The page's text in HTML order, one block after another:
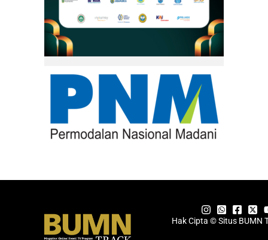
Hak Cipta © Situs BUMN